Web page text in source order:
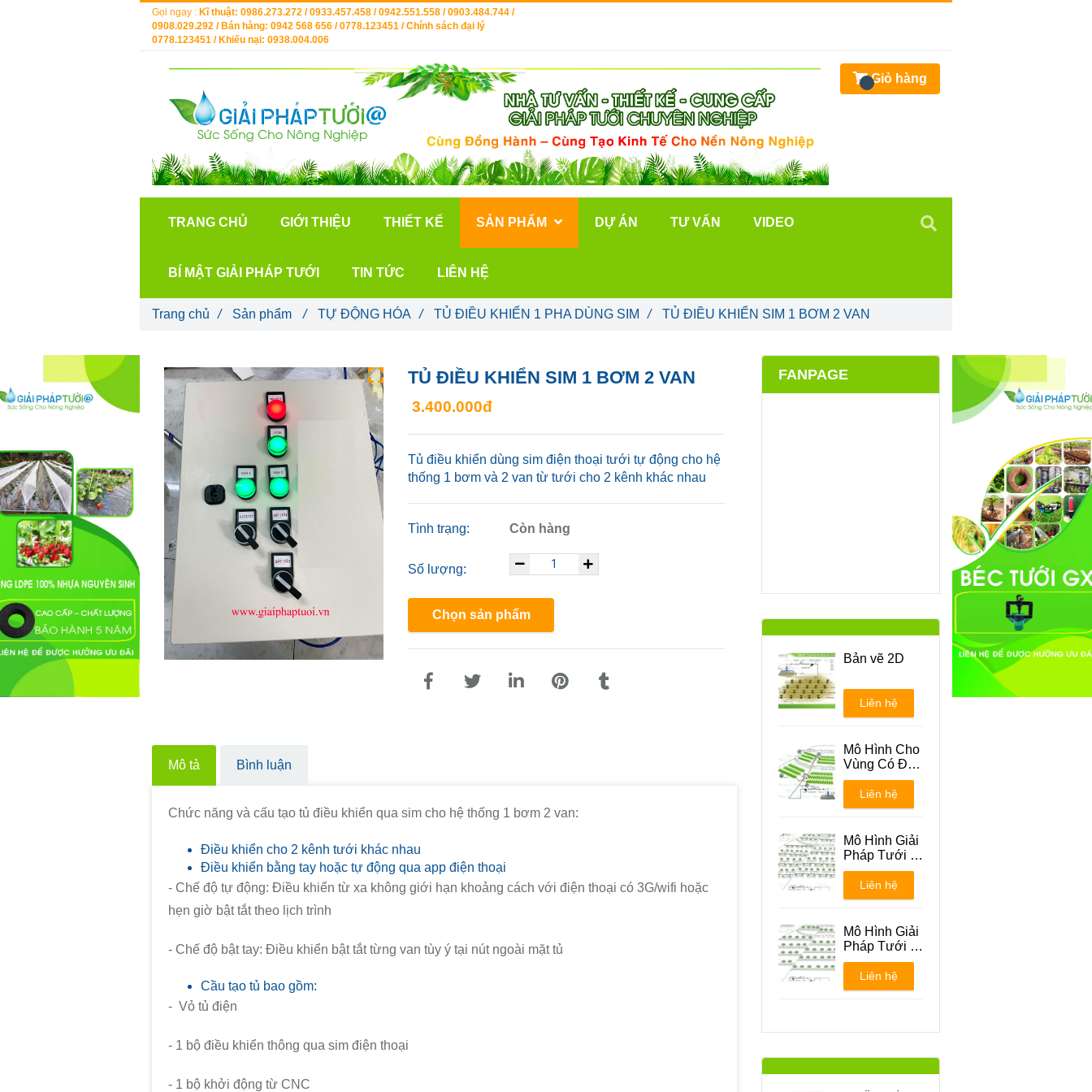
TỦ ĐIỀU KHIỂN SIM 1 BƠM 2 VAN
3.400.000đ
Tủ điều khiển dùng sim điện thoại tưới tự động cho hệ
thống 1 bơm và 2 van từ tưới cho 2 kênh khác nhau
Tình trạng: Còn hàng
Số lượng:
Chọn sản phẩm
Mô tả Bình luận
Chức năng và cấu tạo tủ điều khiển qua sim cho hệ thống 1 bơm 2 van:
Điều khiển cho 2 kênh tưới khác nhau
Điều khiển bằng tay hoặc tự động qua app điện thoại
- Chế độ tự động: Điều khiển từ xa không giới hạn khoảng cách với điện thoại có 3G/wifi hoặc
hẹn giờ bật tắt theo lịch trình
- Chế độ bật tay: Điều khiển bật tắt từng van tùy ý tại nút ngoài mặt tủ
Cầu tạo tủ bao gồm:
- Vỏ tủ điện
- 1 bộ điều khiển thông qua sim điện thoại
- 1 bộ khởi động từ CNC
FANPAGE
Bản vẽ 2D
Liên hệ
Mô Hình Cho
Vùng Có Địa
Hình Đồi Núi
Liên hệ
Mô Hình Giải
Pháp Tưới -
Phương án 1
Liên hệ
Mô Hình Giải
Pháp Tưới -
Phương án 2
Liên hệ
Trang chủ / Sản phẩm / TỰ ĐỘNG HÓA / TỦ ĐIỀU KHIỂN 1 PHA DÙNG SIM / TỦ ĐIỀU KHIỂN SIM 1 BƠM 2 VAN
Gọi ngay : Kĩ thuật: 0986.273.272 / 0933.457.458 / 0942.551.558 / 0903.484.744 /
0908.029.292 / Bán hàng: 0942 568 656 / 0778.123451 / Chính sách đại lý
0778.123451 / Khiếu nại: 0938.004.006
Giỏ hàng
TRANG CHỦ GIỚI THIỆU THIẾT KẾ SẢN PHẨM DỰ ÁN TƯ VẤN VIDEO
BÍ MẬT GIẢI PHÁP TƯỚI TIN TỨC LIÊN HỆ